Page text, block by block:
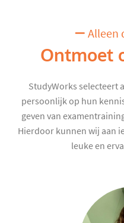
Alleen
Ontmoet
StudyWorks selecteert
persoonlijk op hun
geven van
Hierdoor kunnen wij aan
leuke en